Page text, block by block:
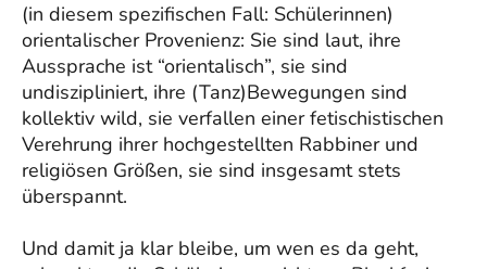
(in diesem spezifischen Fall: Schülerinnen)
orientalischer Provenienz: Sie sind laut, ihre
Aussprache ist “orientalisch”, sie sind
undiszipliniert, ihre (Tanz)Bewegungen sind
kollektiv wild, sie verfallen einer fetischistischen
Verehrung ihrer hochgestellten Rabbiner und
religiösen Größen, sie sind insgesamt stets
überspannt.
Und damit ja klar bleibe, um wen es da geht,